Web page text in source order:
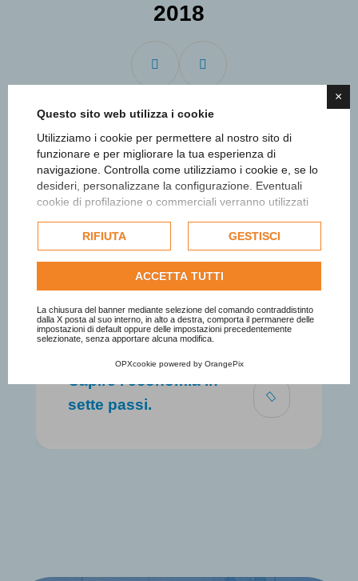
×
Questo sito web utilizza i cookie
Utilizziamo i cookie per permettere al nostro sito di
funzionare e per migliorare la tua esperienza di
navigazione. Controlla come utilizziamo i cookie e, se lo
desideri, personalizzane la configurazione. Eventuali
cookie di profilazione o commerciali verranno utilizzati
dell'utente e, se consentito, potrebbero essere utilizzati
per personalizzare gli annunci pubblicitari. Per ulteriori
informazioni su come Google utilizza i dati raccolti,
politica sulla privacy di Google
Consulta l'informativa cookie completa.
RIFIUTA GESTISCI
ACCETTA TUTTI
La chiusura del banner mediante selezione del comando contraddistinto
dalla X posta al suo interno, in alto a destra, comporta il permanere delle
impostazioni di default oppure delle impostazioni precedentemente
selezionate, senza apportare alcuna modifica.
OPXcookie powered by OrangePix
2018
Capire l'economia in
sette passi.